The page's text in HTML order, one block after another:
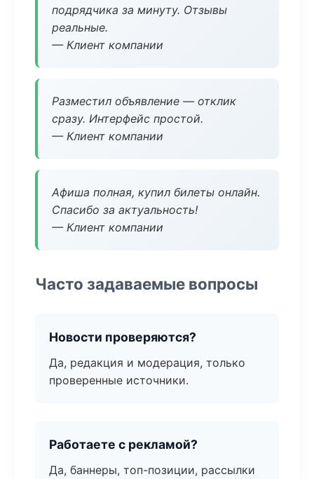
подрядчика за минуту. Отзывы
реальные.
— Клиент компании
Разместил объявление — отклик
сразу. Интерфейс простой.
— Клиент компании
Афиша полная, купил билеты онлайн.
Спасибо за актуальность!
— Клиент компании
Часто задаваемые вопросы
Новости проверяются?
Да, редакция и модерация, только
проверенные источники.
Работаете с рекламой?
Да, баннеры, топ-позиции, рассылки